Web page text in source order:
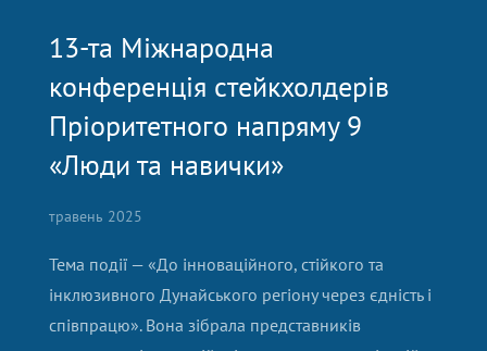
13-та Міжнародна
конференція стейкхолдерів
Пріоритетного напряму 9
«Люди та навички»
травень 2025
Тема події — «До інноваційного, стійкого та
інклюзивного Дунайського регіону через єдність і
співпрацю». Вона зібрала представників